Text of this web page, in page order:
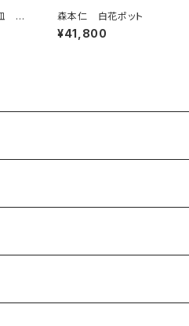
真 森本仁 白花ポット
¥41,800